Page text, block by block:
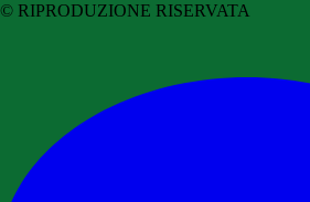
© RIPRODUZIONE RISERVATA